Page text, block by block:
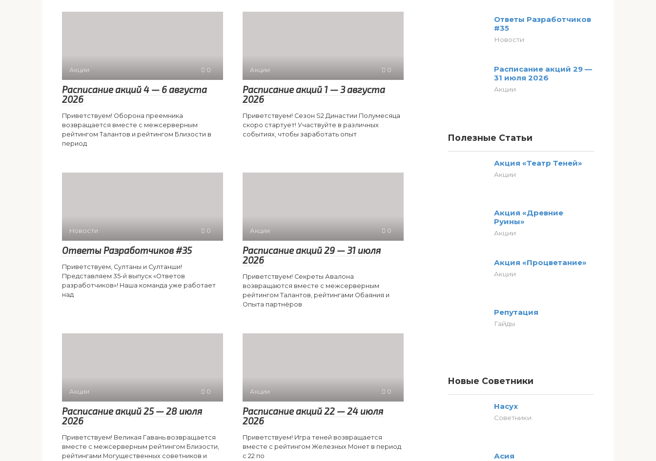
Акции 0
Расписание акций 4 — 6 августа
2026
Приветствуем! Оборона преемника
возвращается вместе с межсерверным
рейтингом Талантов и рейтингом Близости в
период
Акции 0
Расписание акций 1 — 3 августа
2026
Приветствуем! Сезон S2 Династии Полумесяца
скоро стартует! Участвуйте в различных
событиях, чтобы заработать опыт
Новости 0
Ответы Разработчиков #35
Приветствуем, Султаны и Султанши!
Представляем 35-й выпуск «Ответов
разработчиков»! Наша команда уже работает
над
Акции 0
Расписание акций 29 — 31 июля
2026
Приветствуем! Секреты Авалона
возвращаются вместе с межсерверным
рейтингом Талантов, рейтингами Обаяния и
Опыта партнёров
Акции 0
Расписание акций 25 — 28 июля
2026
Приветствуем! Великая Гавань возвращается
вместе с межсерверным рейтингом Близости,
рейтингами Могущественных советников и
Акции 0
Расписание акций 22 — 24 июля
2026
Приветствуем! Игра теней возвращается
вместе с рейтингом Железных Монет в период
с 22 по
Ответы Разработчиков
#35
Новости
Расписание акций 29 —
31 июля 2026
Акции
Полезные Статьи
Акция «Театр Теней»
Акции
Акция «Древние
Руины»
Акции
Акция «Процветание»
Акции
Репутация
Гайды
Новые Советники
Насух
Советники
Асия